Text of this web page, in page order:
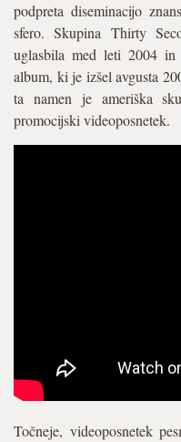
podpreta diseminacijo
sfero. Skupina Thirty
uglasbila med leti 2004
album, ki je izšel avgusta
ta namen je ameriška
promocijski videoposnetek.
Točneje, videoposnetek